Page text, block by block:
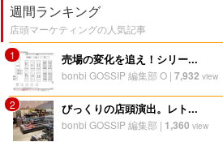
週間ランキング
店頭マーケティングの人気記事
1
売場の変化を追え！シリー...
bonbi GOSSIP 編集部 O | 7,932 view
2 びっくりの店頭演出。レト...
bonbi GOSSIP 編集部 | 1,360 view